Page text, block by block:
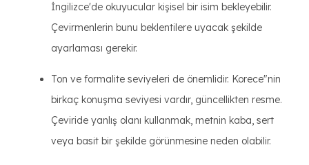
İngilizce'de okuyucular kişisel bir isim bekleyebilir.
Çevirmenlerin bunu beklentilere uyacak şekilde
ayarlaması gerekir.
Ton ve formalite seviyeleri de önemlidir. Korece"nin
birkaç konuşma seviyesi vardır, güncellikten resme.
Çeviride yanlış olanı kullanmak, metnin kaba, sert
veya basit bir şekilde görünmesine neden olabilir.